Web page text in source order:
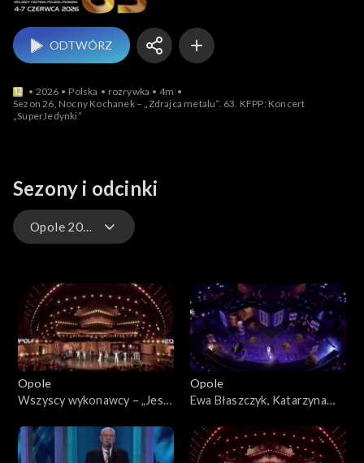
ODTWÓRZ
2026 Polska rozrywka
4m
Sezon 26, Nocny Kochanek – „Zdrajca metalu”. 63. KFPP: Koncert
„SuperJedynki”
Sezony i odcinki
Opole 2026 – występy
Opole 2026 – występy
Opole 2025
Opole 2024
Opole
Wszyscy wykonawcy – „Jest
mnie już nie będzie...”.
Koncert w hołdzie Magdzie
Opole
Ewa Błaszczyk, Katarzyna
„Kiedy mnie już nie będzie”.
63. KFPP: „Kiedy mnie już nie